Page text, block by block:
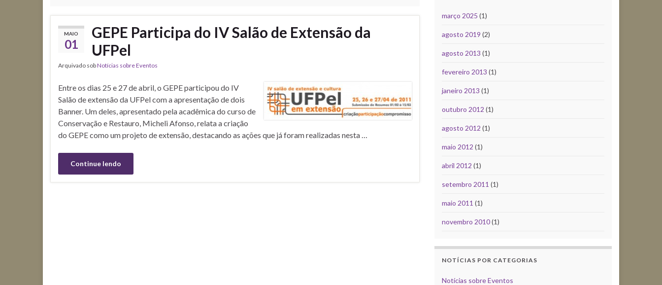
MAIO
01
GEPE Participa do IV Salão de Extensão da
UFPel
Arquivado sobNotícias sobre Eventos
Entre os dias 25 e 27 de abril, o GEPE participou do IV
Salão de extensão da UFPel com a apresentação de dois
Banner. Um deles, apresentado pela acadêmica do curso de
Conservação e Restauro, Micheli Afonso, relata a criação
do GEPE como um projeto de extensão, destacando as ações que já foram realizadas nesta …
Continue lendo
março 2025 (1)
agosto 2019 (2)
agosto 2013 (1)
fevereiro 2013 (1)
janeiro 2013 (1)
outubro 2012 (1)
agosto 2012 (1)
maio 2012 (1)
abril 2012 (1)
setembro 2011 (1)
maio 2011 (1)
novembro 2010(1)
NOTÍCIAS POR CATEGORIAS
Notícias sobre Eventos